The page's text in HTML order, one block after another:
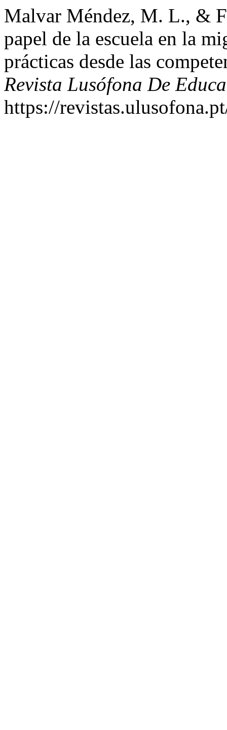
Malvar Méndez, M. L., &
papel de la escuela en la
prácticas desde las
Revista Lusófona De
https://